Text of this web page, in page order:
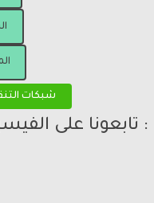
: تابعونا على